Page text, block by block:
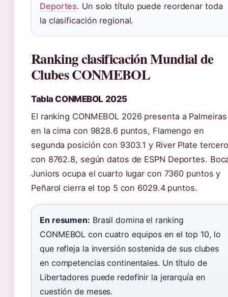
Deportes. Un solo título puede reordenar toda
la clasificación regional.
Ranking clasificación Mundial de
Clubes CONMEBOL
Tabla CONMEBOL 2025
El ranking CONMEBOL 2026 presenta a Palmeiras
en la cima con 9828.6 puntos, Flamengo en
segunda posición con 9303.1 y River Plate
con 8762.8, según datos de ESPN Deportes.
Juniors ocupa el cuarto lugar con 7360 puntos y
Peñarol cierra el top 5 con 6029.4 puntos.
En resumen: Brasil domina el ranking
CONMEBOL con cuatro equipos en el top 10, lo
que refleja la inversión sostenida de sus clubes
en competencias continentales. Un título de
Libertadores puede redefinir la jerarquía en
cuestión de meses.